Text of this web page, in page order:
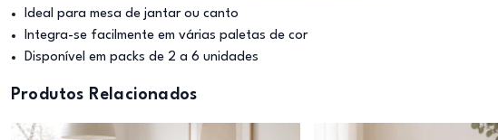
Ideal para mesa de jantar ou canto
Integra-se facilmente em várias paletas de cor
Disponível em packs de 2 a 6 unidades
Produtos Relacionados